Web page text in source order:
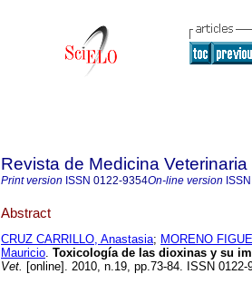
Revista de Medicina Veterinaria
Print version ISSN 0122-9354On-line version ISSN
Abstract
CRUZ CARRILLO, Anastasia; MORENO
Mauricio. Toxicología de las dioxinas y su
Vet. [online]. 2010, n.19, pp.73-84. ISSN 0122-